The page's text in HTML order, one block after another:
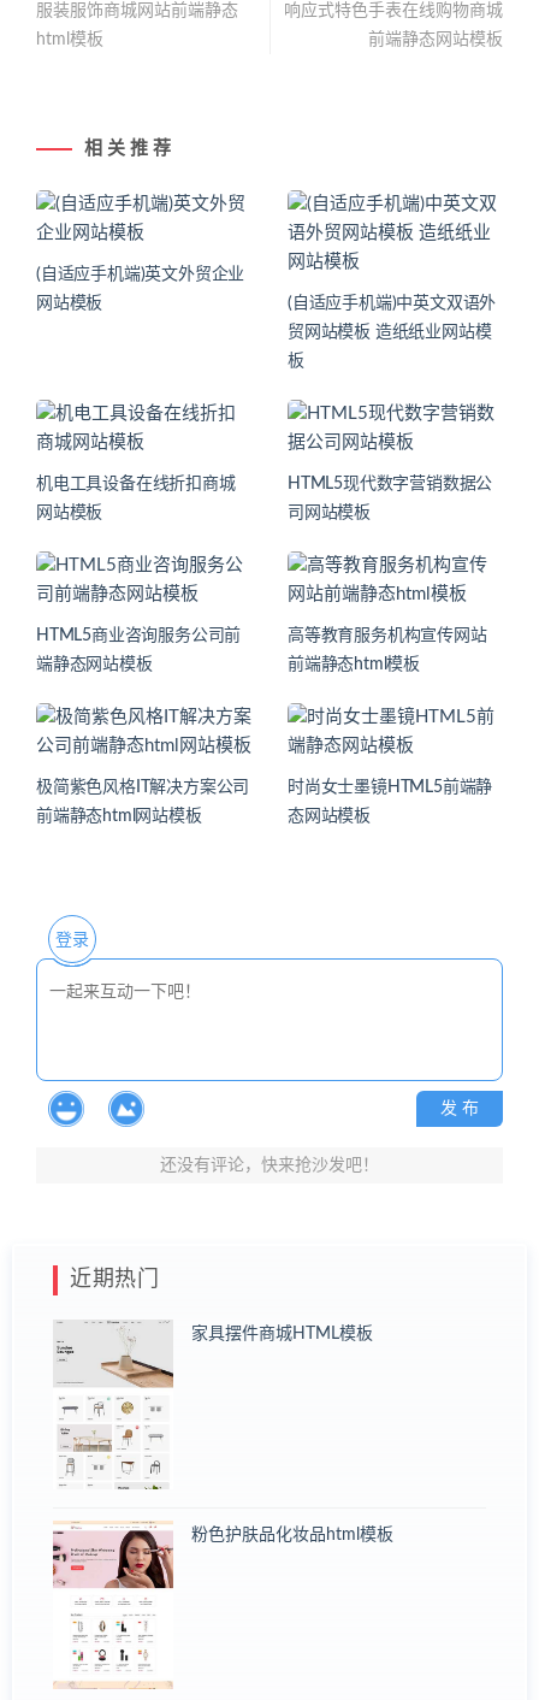
服装服饰商城网站前端静态
html模板
响应式特色手表在线购物商城
前端静态网站模板
相 关 推 荐
(自适应手机端)英文外贸企业
网站模板
(自适应手机端)中英文双语外
贸网站模板 造纸纸业网站模
板
机电工具设备在线折扣商城
网站模板
HTML5现代数字营销数据公
司网站模板
HTML5商业咨询服务公司前
端静态网站模板
高等教育服务机构宣传网站
前端静态html模板
极简紫色风格IT解决方案公司
前端静态html网站模板
时尚女士墨镜HTML5前端静
态网站模板
登录
发 布
还没有评论，快来抢沙发吧！
近期热门
家具摆件商城HTML模板
粉色护肤品化妆品html模板